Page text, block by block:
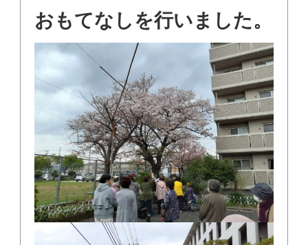
おもてなしを行いました。